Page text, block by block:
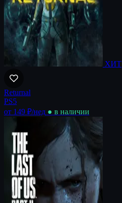
ХИТ
Returnal
PS5
от 149 ₽/нед ● в наличии